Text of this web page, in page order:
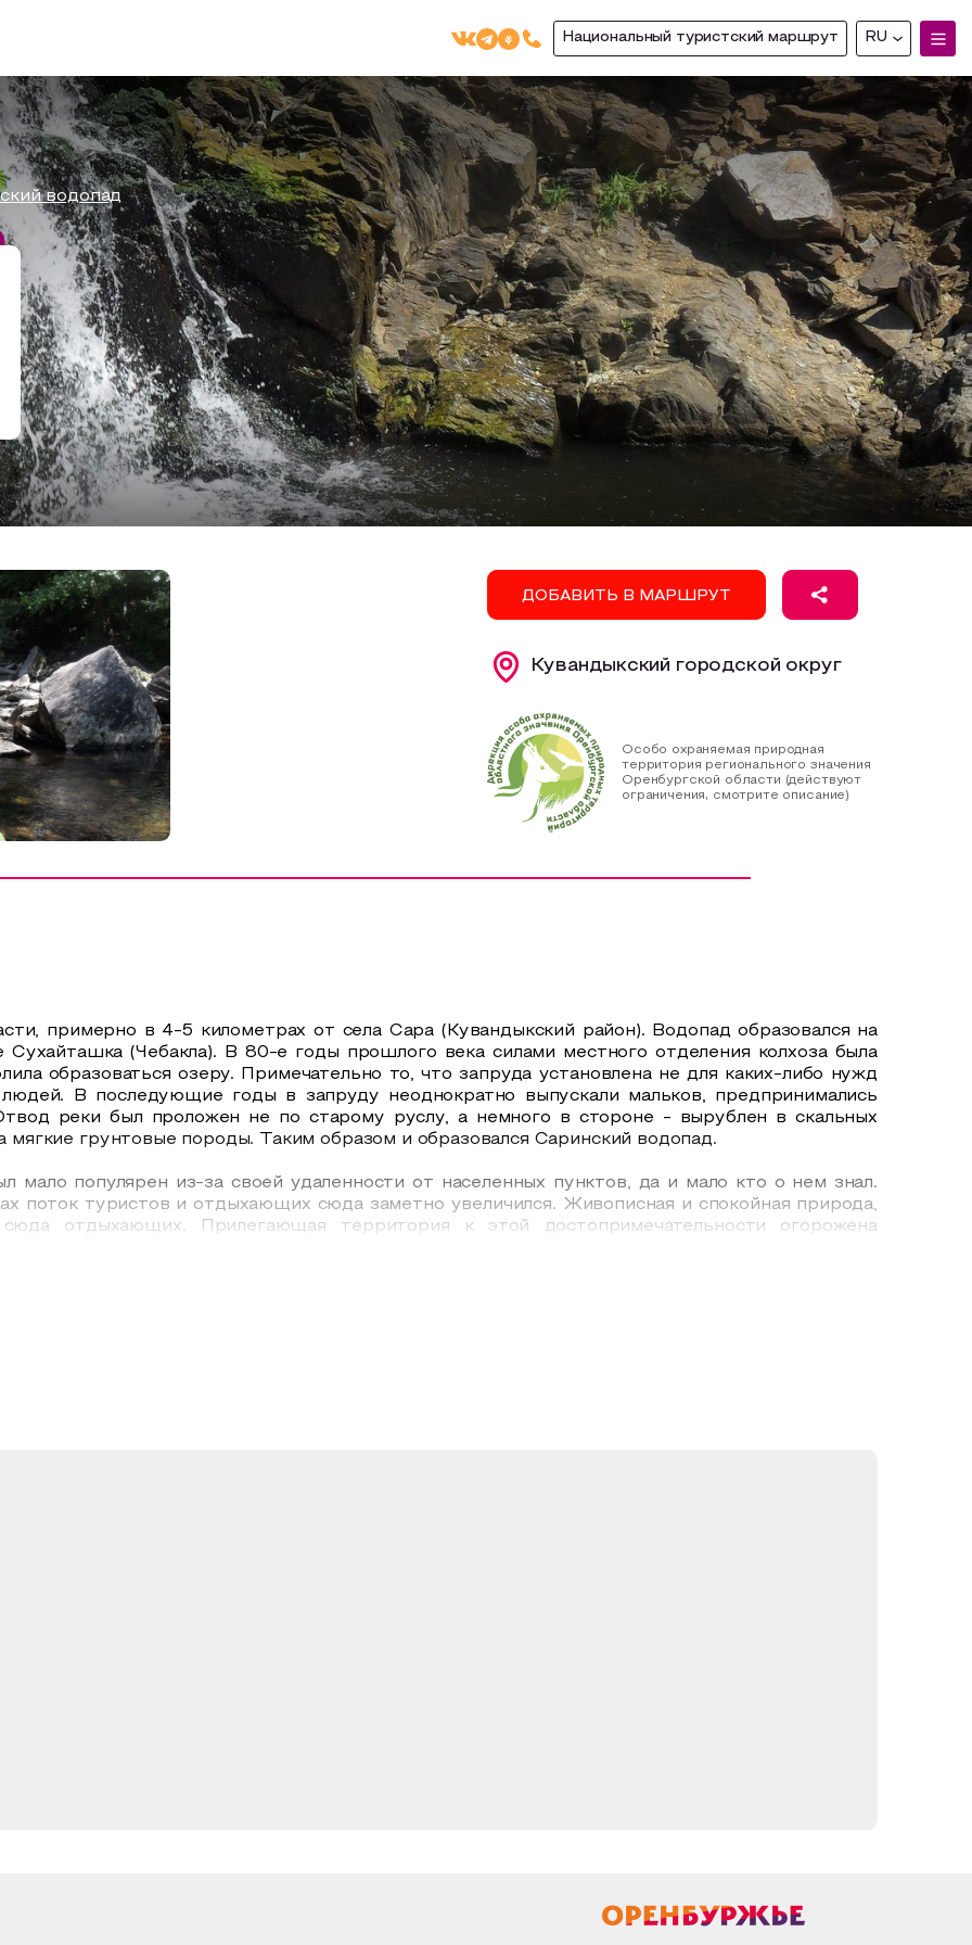
Национальный туристский маршрут RU
водопад
ДОБАВИТЬ В МАРШРУТ
Кувандыкский городской округ
Особо охраняемая природная
территория регионального значения
Оренбургской области (действуют
ограничения, смотрите описание)
примерно в 4-5 километрах от села Сара (Кувандыкский район). Водопад образовался на
Сухайташка (Чебакла). В 80-е годы прошлого века силами местного отделения колхоза была
образоваться озеру. Примечательно то, что запруда установлена не для каких-либо нужд
В последующие годы в запруду неоднократно выпускали мальков, предпринимались
реки был проложен не по старому руслу, а немного в стороне - вырублен в скальных
мягкие грунтовые породы. Таким образом и образовался Саринский водопад.
мало популярен из-за своей удаленности от населенных пунктов, да и мало кто о нем знал.
поток туристов и отдыхающих сюда заметно увеличился. Живописная и спокойная природа,
отдыхающих. Прилегающая территория к этой достопримечательности огорожена
и рыболовов "Металлург" при поддержке администрации районного сельского совета.